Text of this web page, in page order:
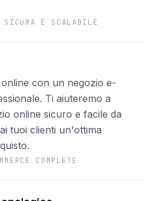
SICURA E SCALABILE
con un negozio e-
Ti aiuteremo a
online sicuro e facile da
tuoi clienti un'ottima
COMPLETE